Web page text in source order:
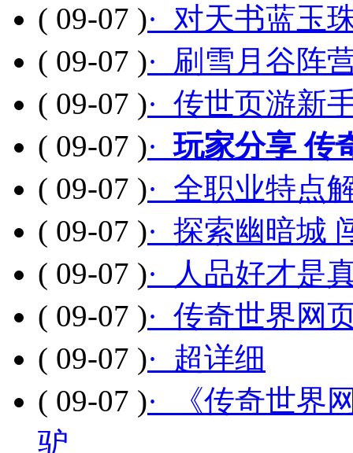
( 09-07 )· 对天书蓝玉
( 09-07 )· 刷雪月谷阵
( 09-07 )· 传世页游新
( 09-07 )·玩家分享 传
( 09-07 )· 全职业特点
( 09-07 )· 探索幽暗城
( 09-07 )· 人品好才是
( 09-07 )· 传奇世界网
( 09-07 )· 超详细
( 09-07 )· 《传奇世界
驴